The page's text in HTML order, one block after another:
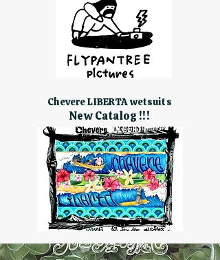
Chevere LIBERTA wetsuits
New Catalog !!!